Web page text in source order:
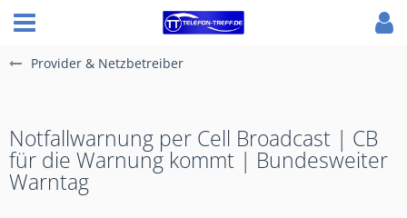
Provider & Netzbetreiber
Notfallwarnung per Cell Broadcast | CB
für die Warnung kommt | Bundesweiter
Warntag